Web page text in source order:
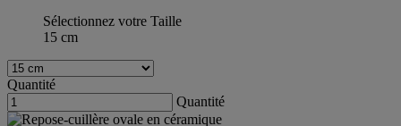
Sélectionnez votre Taille
15 cm
Quantité
Quantité